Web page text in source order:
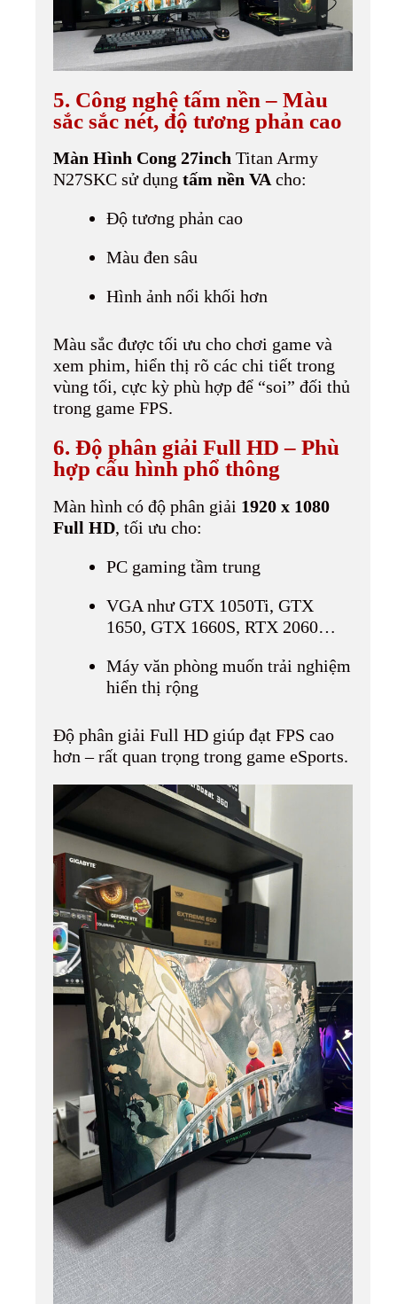
5. Công nghệ tấm nền – Màu
sắc sắc nét, độ tương phản cao
Màn Hình Cong 27inch Titan Army
N27SKC sử dụng tấm nền VA cho:
Độ tương phản cao
Màu đen sâu
Hình ảnh nổi khối hơn
Màu sắc được tối ưu cho chơi game và
xem phim, hiển thị rõ các chi tiết trong
vùng tối, cực kỳ phù hợp để “soi” đối thủ
trong game FPS.
6. Độ phân giải Full HD – Phù
hợp cấu hình phổ thông
Màn hình có độ phân giải 1920 x 1080
Full HD, tối ưu cho:
PC gaming tầm trung
VGA như GTX 1050Ti, GTX
1650, GTX 1660S, RTX 2060…
Máy văn phòng muốn trải nghiệm
hiển thị rộng
Độ phân giải Full HD giúp đạt FPS cao
hơn – rất quan trọng trong game eSports.